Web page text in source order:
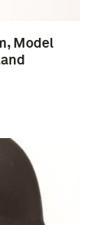
Model